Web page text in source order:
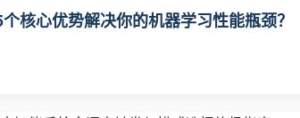
核心优势解决你的机器学习性能瓶颈？